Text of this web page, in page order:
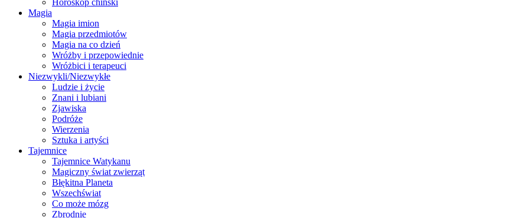
Horoskop chiński
Magia
Magia imion
Magia przedmiotów
Magia na co dzień
Wróżby i przepowiednie
Wróżbici i terapeuci
Niezwykli/Niezwykłe
Ludzie i życie
Znani i lubiani
Zjawiska
Podróże
Wierzenia
Sztuka i artyści
Tajemnice
Tajemnice Watykanu
Magiczny świat zwierząt
Błękitna Planeta
Wszechświat
Co może mózg
Zbrodnie